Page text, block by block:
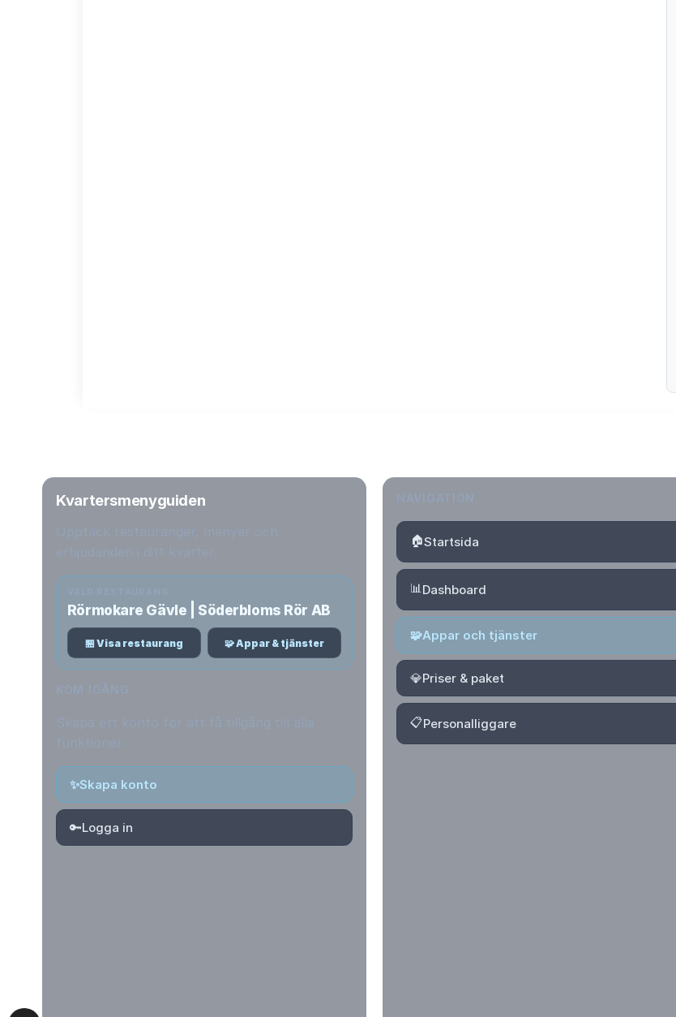
Kvartersmenyguiden
Rörmokare Gävle | Söderbloms Rör AB
🏪 Visa restaurang 🧩 Appar & tjänster
✨Skapa konto
🔑Logga in
🏠Startsida
📊Dashboard
🧩Appar och tjänster
💎Priser & paket
📋Personalliggare